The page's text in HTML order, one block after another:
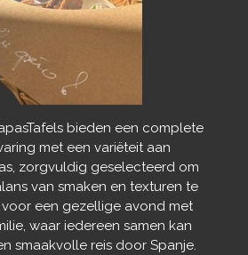
bieden een complete
met een variëteit aan
zorgvuldig geselecteerd om
van smaken en texturen te
voor een gezellige avond met
waar iedereen samen kan
smaakvolle reis door Spanje.